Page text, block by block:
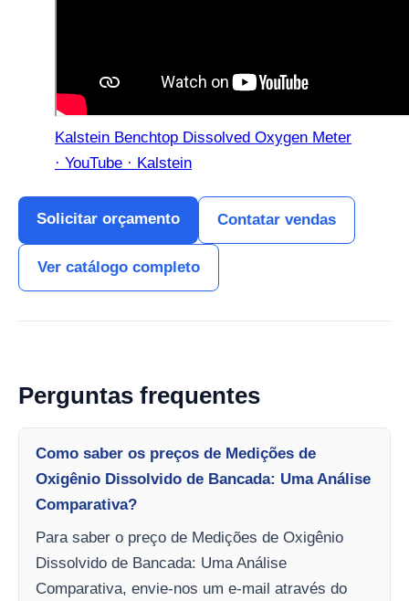
Kalstein Benchtop Dissolved Oxygen Meter
· YouTube · Kalstein
Solicitar orçamento Contatar vendas
Ver catálogo completo
Perguntas frequentes
Como saber os preços de Medições de
Oxigênio Dissolvido de Bancada: Uma Análise
Comparativa?
Para saber o preço de Medições de Oxigênio
Dissolvido de Bancada: Uma Análise
Comparativa, envie-nos um e-mail através do